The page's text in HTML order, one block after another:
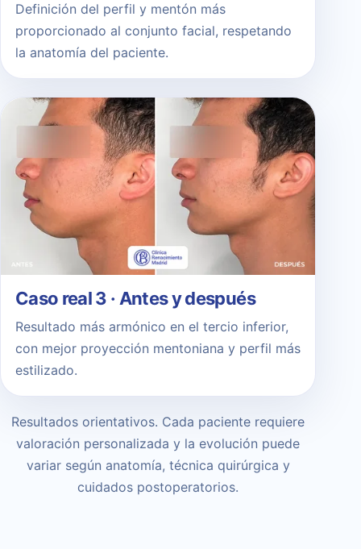
Definición del perfil y mentón más
proporcionado al conjunto facial, respetando
la anatomía del paciente.
Caso real 3 · Antes y después
Resultado más armónico en el tercio inferior,
con mejor proyección mentoniana y perfil más
estilizado.
Resultados orientativos. Cada paciente requiere
valoración personalizada y la evolución puede
variar según anatomía, técnica quirúrgica y
cuidados postoperatorios.